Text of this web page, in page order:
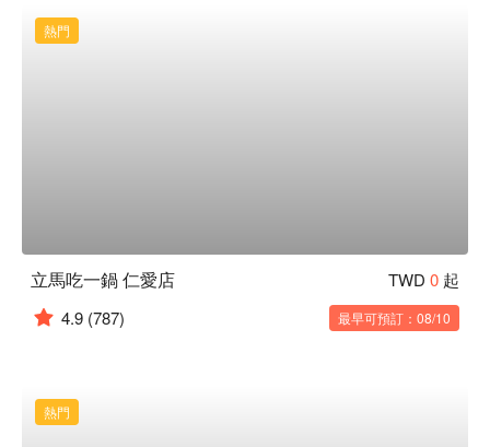
熱門
立馬吃一鍋 仁愛店 TWD 0 起
4.9 (787) 最早可預訂：08/10
熱門